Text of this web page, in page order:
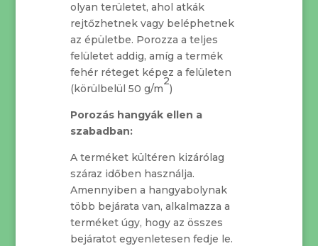
olyan területet, ahol atkák
rejtőzhetnek vagy beléphetnek
az épületbe. Porozza a teljes
felületet addig, amíg a termék
fehér réteget képez a felületen
(körülbelül 50 g/m
2
)
Porozás hangyák ellen a
szabadban:
A terméket kültéren kizárólag
száraz időben használja.
Amennyiben a hangyabolynak
több bejárata van, alkalmazza a
terméket úgy, hogy az összes
bejáratot egyenletesen fedje le.